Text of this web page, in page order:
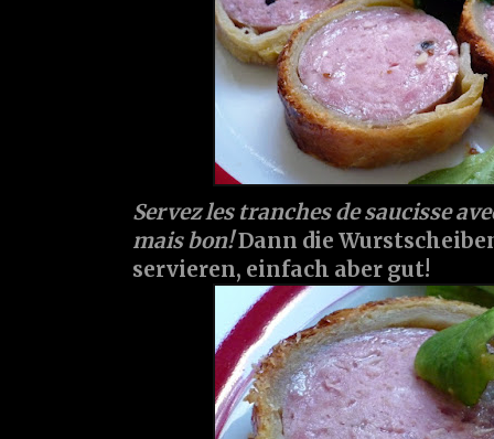
Servez les tranches de saucisse
mais bon!Dann die
servieren, einfach aber gut!